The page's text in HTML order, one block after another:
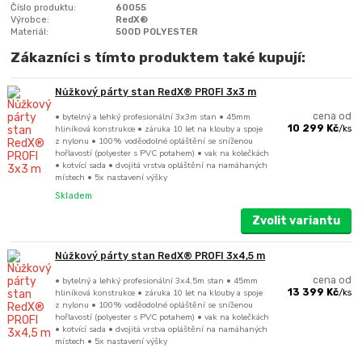
Číslo produktu:
60055
Výrobce:
RedX®
Materiál:
500D POLYESTER
Zákazníci s tímto produktem také kupují:
Nůžkový párty stan RedX® PROFI 3x3 m
• bytelný a lehký profesionální 3x3m stan • 45mm
hliníková konstrukce • záruka 10 let na klouby a spoje
z nylonu • 100% voděodolné opláštění se sníženou
hořlavostí (polyester s PVC potahem) • vak na kolečkách
• kotvící sada • dvojitá vrstva opláštění na namáhaných
místech • 5x nastavení výšky
cena od
10 299 Kč/ks
Skladem
Zvolit variantu
Nůžkový párty stan RedX® PROFI 3x4,5 m
• bytelný a lehký profesionální 3x4,5m stan • 45mm
hliníková konstrukce • záruka 10 let na klouby a spoje
z nylonu • 100% voděodolné opláštění se sníženou
hořlavostí (polyester s PVC potahem) • vak na kolečkách
• kotvící sada • dvojitá vrstva opláštění na namáhaných
místech • 5x nastavení výšky
cena od
13 399 Kč/ks